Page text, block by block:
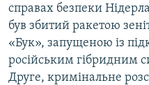
справах безпеки
був збитий ракетою
«Бук», запущеною із
російським гібридним
Друге, кримінальне